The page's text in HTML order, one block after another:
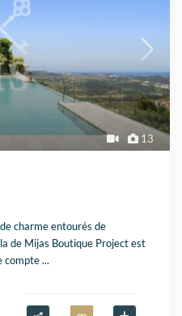
13
charme entourés de
de Mijas Boutique Project est
compte...